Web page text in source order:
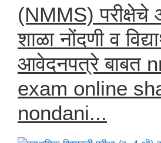
(NMMS)
शाळा नोंदणी व
आवेदनपत्रे बाबत
exam online
nondani...